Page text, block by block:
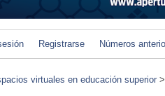
Registrarse Números
virtuales en educación superior